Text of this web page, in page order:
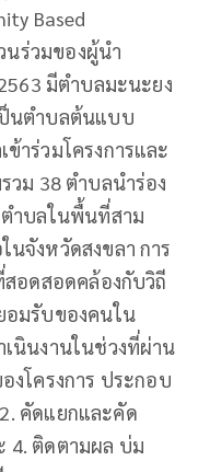
Based
นร่วมของผู้นำ
มีตำบลมะนะยง
นตำบลต้นแบบ
าร่วมโครงการและ
วม 38 ตำบลนำร่อง
ำบลในพื้นที่สาม
นจังหวัดสงขลา การ
สอดสอดคล้องกับวิถี
อมรับของคนใน
นินงานในช่วงที่ผ่าน
งโครงการ ประกอบ
คัดแยกและคัด
4. ติดตามผล บ่ม